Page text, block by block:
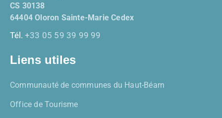
CS 30138
64404 Oloron Sainte-Marie Cedex
Tél. +33 05 59 39 99 99
Liens utiles
Communauté de communes du Haut-Béarn
Office de Tourisme